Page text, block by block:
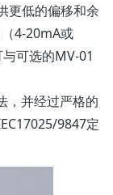
更低的偏移和余
4-20mA或
可选的MV-01
，并经过严格的
9847定